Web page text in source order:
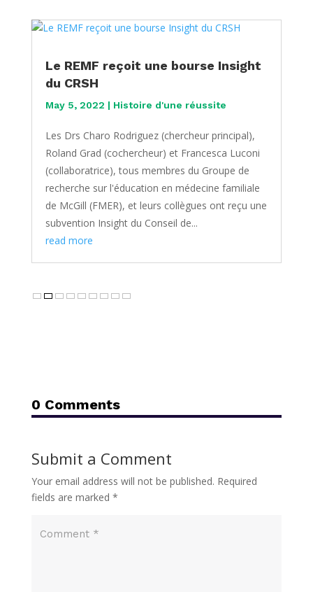
Le REMF reçoit une bourse Insight
du CRSH
May 5, 2022 | Histoire d'une réussite
Les Drs Charo Rodriguez (chercheur principal),
Roland Grad (cochercheur) et Francesca Luconi
(collaboratrice), tous membres du Groupe de
recherche sur l'éducation en médecine familiale
de McGill (FMER), et leurs collègues ont reçu une
subvention Insight du Conseil de...
read more
0 Comments
Submit a Comment
Your email address will not be published. Required
fields are marked *